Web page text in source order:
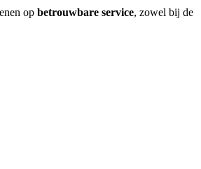
op betrouwbare service, zowel bij de